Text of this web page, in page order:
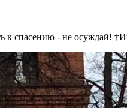
к спасению - не осуждай!